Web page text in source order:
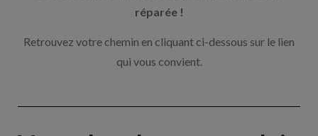
réparée !
Retrouvez votre chemin en cliquant ci-dessous sur le lien
qui vous convient.